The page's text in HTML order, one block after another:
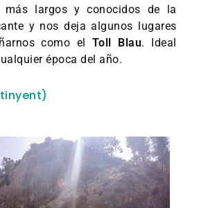
largos y conocidos de la
y nos deja algunos lugares
como el Toll Blau. Ideal
época del año.